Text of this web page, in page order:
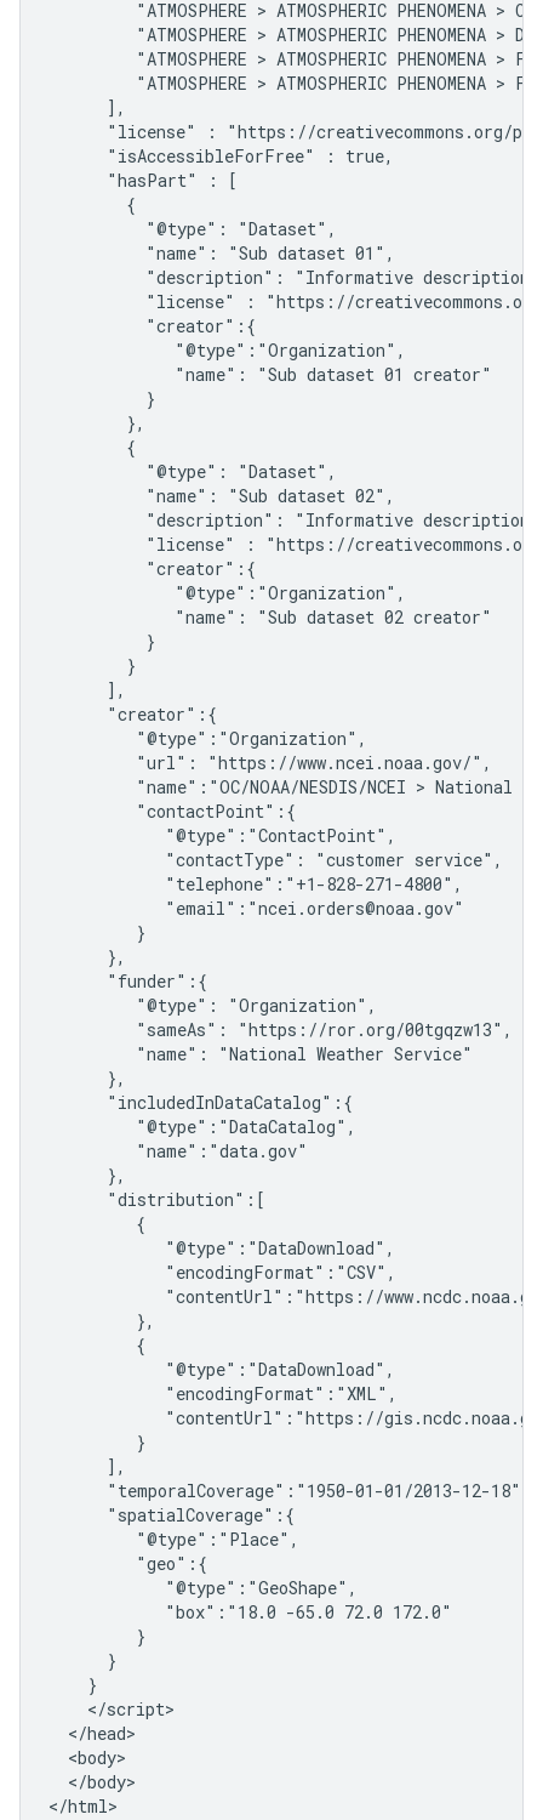
"ATMOSPHERE > ATMOSPHERIC PHENOMENA >
"ATMOSPHERE > ATMOSPHERIC PHENOMENA >
"ATMOSPHERE > ATMOSPHERIC PHENOMENA >
"ATMOSPHERE > ATMOSPHERIC PHENOMENA >
      ],
"license" : "https://creativecommons.org/
      "isAccessibleForFree" : true,
      "hasPart" : [
        {
          "@type": "Dataset",
          "name": "Sub dataset 01",
"description": "Informative description
"license" : "https://
          "creator":{
             "@type":"Organization",
             "name": "Sub dataset 01 creator"
          }
        },
        {
          "@type": "Dataset",
          "name": "Sub dataset 02",
"description": "Informative description
"license" : "https://
          "creator":{
             "@type":"Organization",
             "name": "Sub dataset 02 creator"
          }
        }
      ],
      "creator":{
         "@type":"Organization",
         "url": "https://www.ncei.noaa.gov/",
"name":"OC/NOAA/NESDIS/NCEI > National
         "contactPoint":{
            "@type":"ContactPoint",
            "contactType": "customer service",
            "telephone":"+1-828-271-4800",
            "email":"ncei.orders@noaa.gov"
         }
      },
      "funder":{
         "@type": "Organization",
         "sameAs": "https://ror.org/00tgqzw13",
         "name": "National Weather Service"
      },
      "includedInDataCatalog":{
         "@type":"DataCatalog",
         "name":"data.gov"
      },
      "distribution":[
         {
            "@type":"DataDownload",
            "encodingFormat":"CSV",
"contentUrl":"https://
         },
         {
            "@type":"DataDownload",
            "encodingFormat":"XML",
"contentUrl":"https://
         }
      ],
      "temporalCoverage":"1950-01-01/2013-12-18",
      "spatialCoverage":{
         "@type":"Place",
         "geo":{
            "@type":"GeoShape",
            "box":"18.0 -65.0 72.0 172.0"
         }
      }
    }
    </script>
  </head>
  <body>
  </body>
</html>